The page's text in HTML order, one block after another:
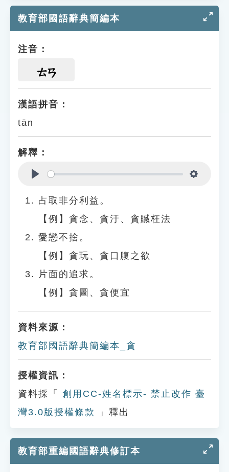
教育部國語辭典簡編本
注音：
ㄊㄢ
漢語拼音：
tān
解釋：
占取非分利益。
【例】貪念、貪汙、貪贓枉法
愛戀不捨。
【例】貪玩、貪口腹之欲
片面的追求。
【例】貪圖、貪便宜
資料來源：
教育部國語辭典簡編本_貪
授權資訊：
資料採「
創用CC-姓名標示- 禁止改作 臺
灣3.0版授權條款
」釋出
教育部重編國語辭典修訂本